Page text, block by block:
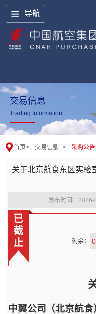
导航
交易信息
Trading Information
首页> 交易信息 > 采购公告
关于北京航食东区实验
发布时间：
已
截
止
剩余： 0
中翼公司（北京航